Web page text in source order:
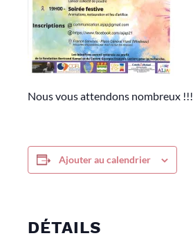
Nous vous attendons nombreux !!!
Ajouter au calendrier
DÉTAILS